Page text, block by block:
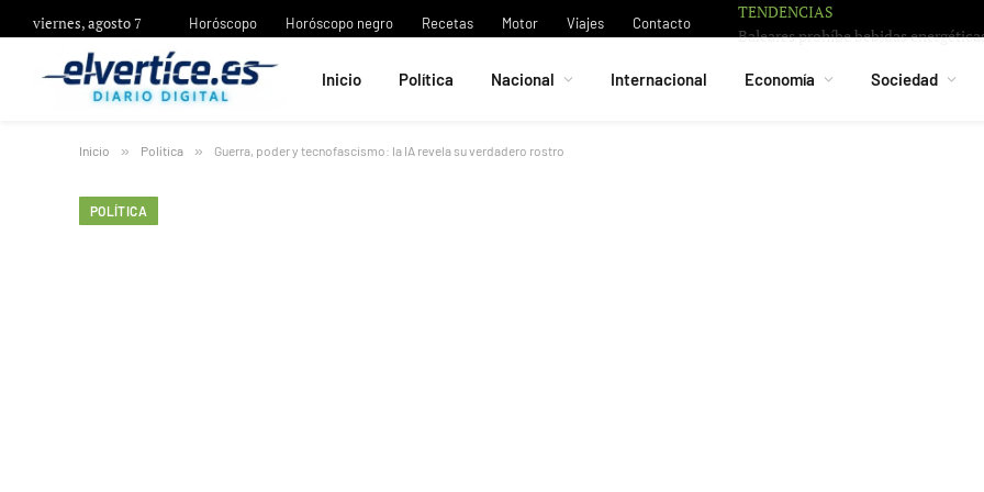
viernes, agosto 7 Horóscopo Horóscopo negro Recetas Motor Viajes Contacto
TENDENCIAS
Inicio Política Nacional Internacional Economía Sociedad
Inicio » Política » Guerra, poder y tecnofascismo: la IA revela su verdadero rostro
POLÍTICA